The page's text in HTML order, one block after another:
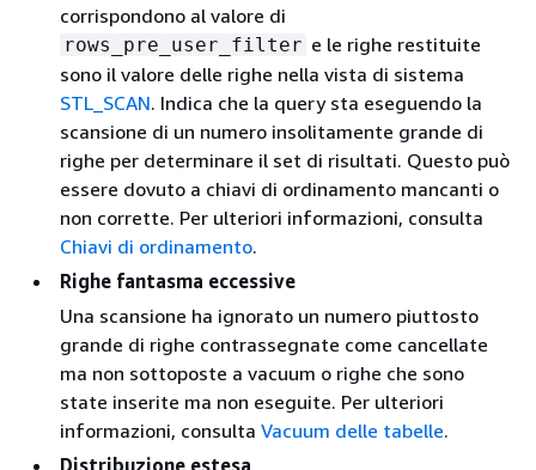
corrispondono al valore di
rows_pre_user_filter e le righe restituite
sono il valore delle righe nella vista di sistema
STL_SCAN. Indica che la query sta eseguendo la
scansione di un numero insolitamente grande di
righe per determinare il set di risultati. Questo può
essere dovuto a chiavi di ordinamento mancanti o
non corrette. Per ulteriori informazioni, consulta
Chiavi di ordinamento.
Righe fantasma eccessive
Una scansione ha ignorato un numero piuttosto
grande di righe contrassegnate come cancellate
ma non sottoposte a vacuum o righe che sono
state inserite ma non eseguite. Per ulteriori
informazioni, consulta Vacuum delle tabelle.
Distribuzione estesa